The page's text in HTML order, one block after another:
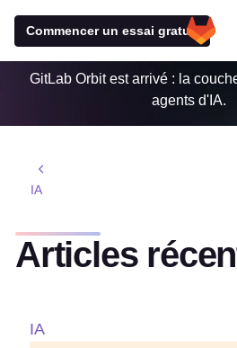
Commencer un essai gratuit
GitLab Orbit est arrivé : la
agents d'IA.
IA
Articles
IA